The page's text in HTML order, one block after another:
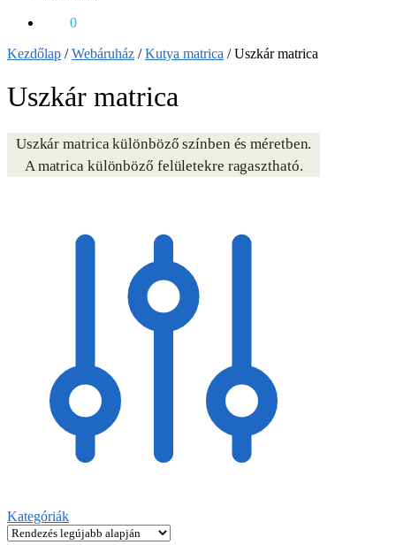
0
Kezdőlap /Webáruház /Kutya matrica /Uszkár matrica
Uszkár matrica
Uszkár matrica különböző színben és méretben.
A matrica különböző felületekre ragasztható.
Kategóriák